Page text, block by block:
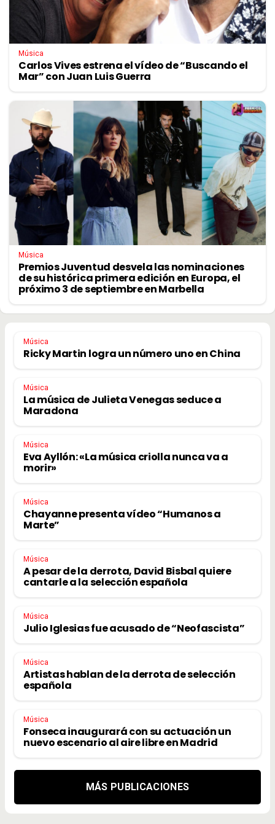
Música
Carlos Vives estrena el vídeo de “Buscando el
Mar” con Juan Luis Guerra
Música
Premios Juventud desvela las nominaciones
de su histórica primera edición en Europa, el
próximo 3 de septiembre en Marbella
Música
Ricky Martin logra un número uno en China
Música
La música de Julieta Venegas seduce a
Maradona
Música
Eva Ayllón: «La música criolla nunca va a
morir»
Música
Chayanne presenta vídeo “Humanos a
Marte”
Música
A pesar de la derrota, David Bisbal quiere
cantarle a la selección española
Música
Julio Iglesias fue acusado de “Neofascista”
Música
Artistas hablan de la derrota de selección
española
Música
Fonseca inaugurará con su actuación un
nuevo escenario al aire libre en Madrid
MÁS PUBLICACIONES